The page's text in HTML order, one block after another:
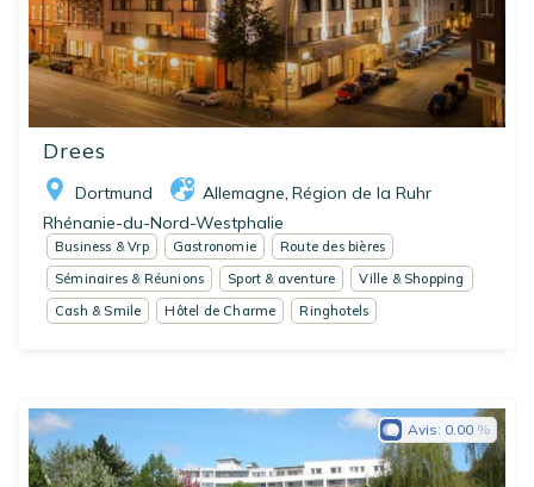
Drees
Dortmund Allemagne, Région de la Ruhr
Rhénanie-du-Nord-Westphalie
Business & Vrp Gastronomie
Route des bières
Séminaires & Réunions
Sport & aventure
Ville & Shopping
Cash & Smile
Hôtel de Charme Ringhotels
Avis: 0.00